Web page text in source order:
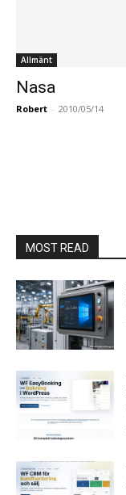
Allmänt
Nasa
Robert - 2010/05/14
MOST READ